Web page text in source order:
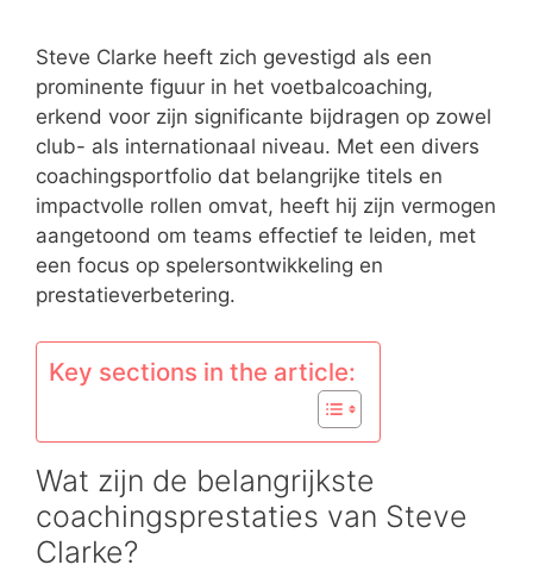
Steve Clarke heeft zich gevestigd als een
prominente figuur in het voetbalcoaching,
erkend voor zijn significante bijdragen op zowel
club- als internationaal niveau. Met een divers
coachingsportfolio dat belangrijke titels en
impactvolle rollen omvat, heeft hij zijn vermogen
aangetoond om teams effectief te leiden, met
een focus op spelersontwikkeling en
prestatieverbetering.
Key sections in the article:
Wat zijn de belangrijkste
coachingsprestaties van Steve
Clarke?